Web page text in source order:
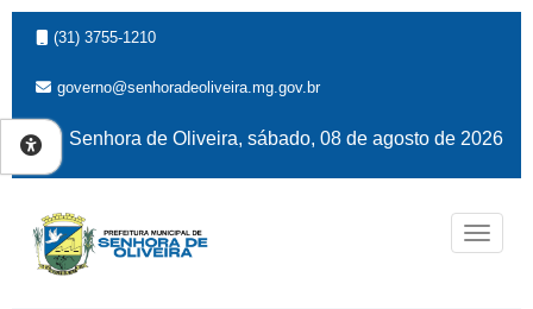
(31) 3755-1210
governo@senhoradeoliveira.mg.gov.br
Senhora de Oliveira, sábado, 08 de agosto de 2026